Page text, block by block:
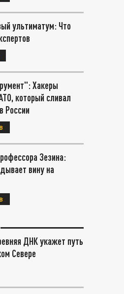
ультиматум: Что
Хакеры
который сливал
России
Зезина:
вину на
ДНК укажет путь
Севере